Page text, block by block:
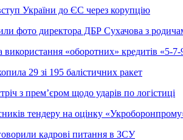
України до ЄС через корупцію
фото директора ДБР Сухачова з
«оборотних» кредитів «5-7-
29 зі 195 балістичних ракет
з прем’єром щодо ударів по логістиці
тендеру на оцінку
кадрові питання в ЗСУ